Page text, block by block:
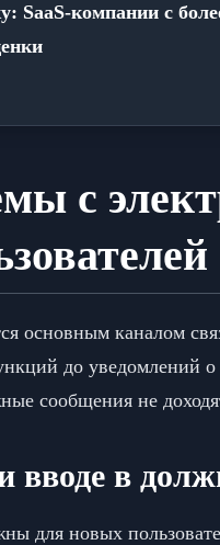
SaaS-компании с
с
основным каналом
до уведомлений
сообщения не
вводе в
для новых